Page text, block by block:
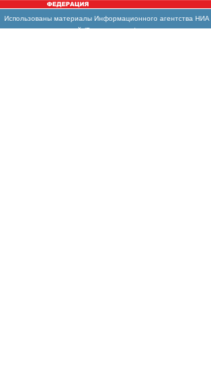
Использованы материалы Информационного агентства
массовых коммуникаций (Роскомнадзор)